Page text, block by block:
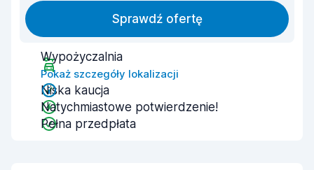
Sprawdź ofertę
Wypożyczalnia
Pokaż szczegóły lokalizacji
Niska kaucja
Natychmiastowe potwierdzenie!
Pełna przedpłata